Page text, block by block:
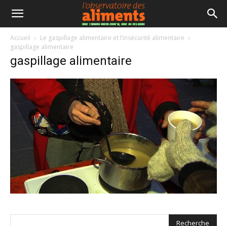
Accueil
Le gaspillage alimentaire et l’insécurité alimentaire
gaspillage alimentaire
gaspillage alimentaire